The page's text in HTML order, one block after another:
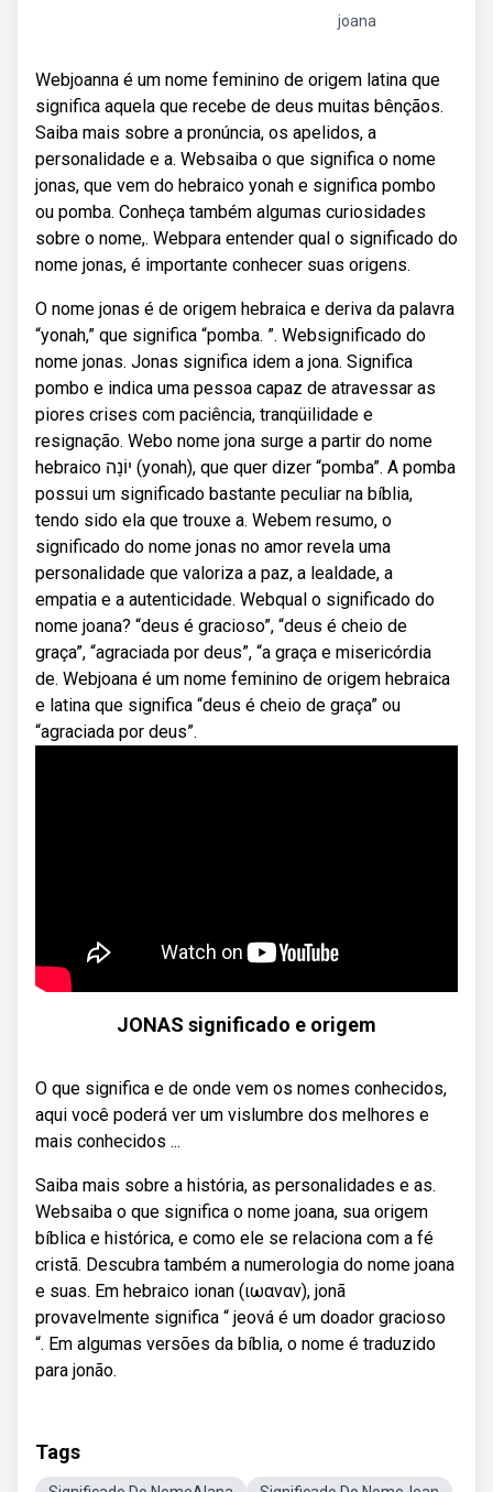
joana
Webjoanna é um nome feminino de origem latina que
significa aquela que recebe de deus muitas bênçãos.
Saiba mais sobre a pronúncia, os apelidos, a
personalidade e a. Websaiba o que significa o nome
jonas, que vem do hebraico yonah e significa pombo
ou pomba. Conheça também algumas curiosidades
sobre o nome,. Webpara entender qual o significado do
nome jonas, é importante conhecer suas origens.
O nome jonas é de origem hebraica e deriva da palavra
“yonah,” que significa “pomba. ”. Websignificado do
nome jonas. Jonas significa idem a jona. Significa
pombo e indica uma pessoa capaz de atravessar as
piores crises com paciência, tranqüilidade e
resignação. Webo nome jona surge a partir do nome
hebraico יוֹנָה (yonah), que quer dizer “pomba”. A pomba
possui um significado bastante peculiar na bíblia,
tendo sido ela que trouxe a. Webem resumo, o
significado do nome jonas no amor revela uma
personalidade que valoriza a paz, a lealdade, a
empatia e a autenticidade. Webqual o significado do
nome joana? “deus é gracioso”, “deus é cheio de
graça”, “agraciada por deus”, “a graça e misericórdia
de. Webjoana é um nome feminino de origem hebraica
e latina que significa “deus é cheio de graça” ou
“agraciada por deus”.
JONAS significado e origem
O que significa e de onde vem os nomes conhecidos,
aqui você poderá ver um vislumbre dos melhores e
mais conhecidos ...
Saiba mais sobre a história, as personalidades e as.
Websaiba o que significa o nome joana, sua origem
bíblica e histórica, e como ele se relaciona com a fé
cristã. Descubra também a numerologia do nome joana
e suas. Em hebraico ionan (ιωαναν), jonã
provavelmente significa “ jeová é um doador gracioso
“. Em algumas versões da bíblia, o nome é traduzido
para jonão.
Tags